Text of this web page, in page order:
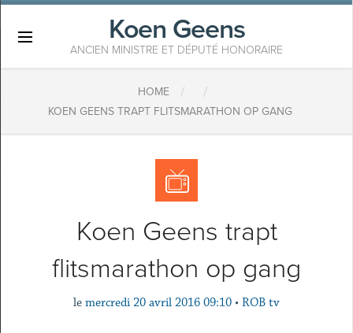
Koen Geens
ANCIEN MINISTRE ET DÉPUTÉ HONORAIRE
HOME / /
KOEN GEENS TRAPT FLITSMARATHON OP GANG
Koen Geens trapt
flitsmarathon op gang
le mercredi 20 avril 2016 09:10 • ROB tv